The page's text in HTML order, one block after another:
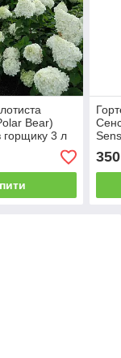
Bear)
горщику 3 л
350